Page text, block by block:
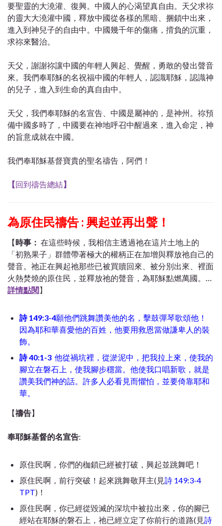
要聖靈的大澆灌、復興。中國人的心渴望真自由。天父求祢
的靈大大澆灌中國，釋放中國從各樣的黑暗、捆鎖中出來，
進入到神兒子的自由中。中國幾千年的傷痛，揹負的沉重，
求祢來醫治。
天父，謝謝祢讓中國的年輕人興起、覺醒，勇敢的發出聲音
來。我們奉耶穌的名祝福中國的年輕人，認識耶穌，認識神
的兒子，進入到生命的真自由中。
天父，我們奉耶穌的名宣告、中國是屬神的，是神州。祢預
備中國多時了，中國要在神地呼召中醒過來，進入命定，神
的旨意成就在中國。
我們奉耶穌基督寶貴的聖名禱告，阿們！
【回到禱告總結】
為原住民禱告 : 興起並再出聲！
【時事： 在這些時候，我相信主透過祂在這片土地上的
「初熟果子」群體帶著極大的權柄正在加增與釋放祂自己的
聲音。祂正在興起祂那些已被買贖回來、被分別出來、裡面
火熱焚燒的原住民，並釋放祂的聲音，為耶穌點燃萬國。
詳情點閱】
詩 149:3-4願他們跳舞讚美他的名，擊鼓彈琴歌頌他！
因為耶和華喜愛他的百姓，他要用救恩當做謙卑人的裝
飾。
詩 40:1-3 他從禍坑裡，從淤泥中，把我拉上來，使我的
腳立在磐石上，使我腳步穩當。他使我口唱新歌，就是
讚美我們神的話。許多人必看見而懼怕，並要倚靠耶和
華。
【禱告】
奉耶穌基督的名宣告:
原住民啊，你們的枷鎖已經被打破，興起並跳舞吧！
原住民啊，前行突破！起來跳舞敬拜主(見詩 149:3-4
TPT)！
原住民啊，你已經從毀滅的深坑中被拉出來，你的腳已
經站在耶穌的磐石上，祂已經立定了你前行的道路(見詩